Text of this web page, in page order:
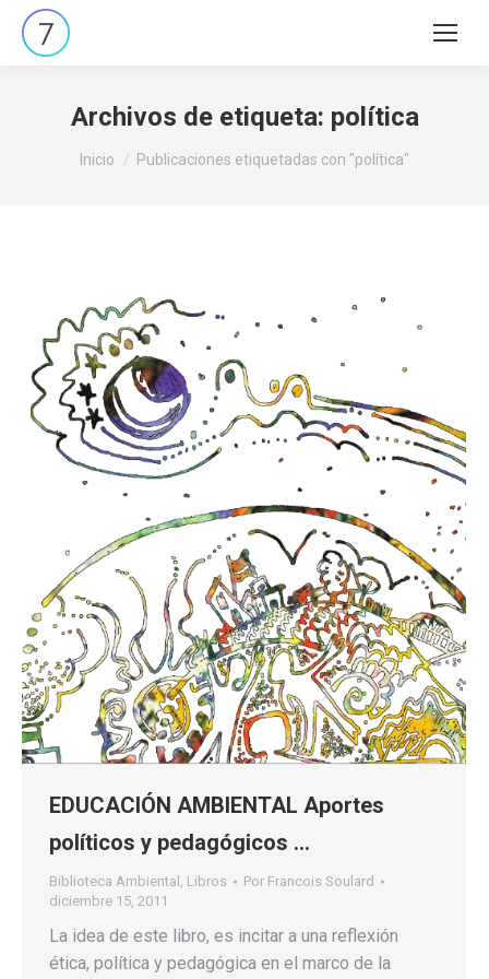
Buscar:
Archivos de etiqueta: política
Estás aquí:
Inicio Publicaciones etiquetadas con "política"
EDUCACIÓN AMBIENTAL Aportes
políticos y pedagógicos …
Biblioteca Ambiental , Libros Por Francois Soulard
diciembre 15, 2011
La idea de este libro, es incitar a una reflexión
ética, política y pedagógica en el marco de la